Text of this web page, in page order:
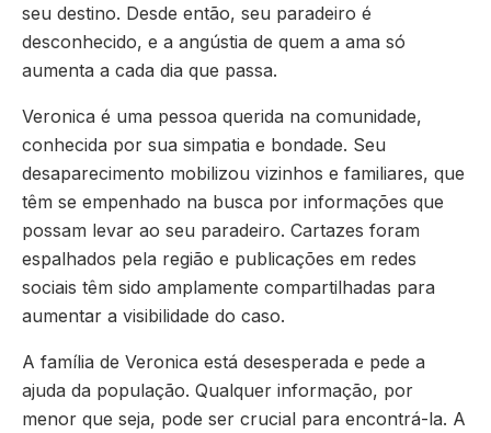
seu destino. Desde então, seu paradeiro é
desconhecido, e a angústia de quem a ama só
aumenta a cada dia que passa.
Veronica é uma pessoa querida na comunidade,
conhecida por sua simpatia e bondade. Seu
desaparecimento mobilizou vizinhos e familiares, que
têm se empenhado na busca por informações que
possam levar ao seu paradeiro. Cartazes foram
espalhados pela região e publicações em redes
sociais têm sido amplamente compartilhadas para
aumentar a visibilidade do caso.
A família de Veronica está desesperada e pede a
ajuda da população. Qualquer informação, por
menor que seja, pode ser crucial para encontrá-la. A